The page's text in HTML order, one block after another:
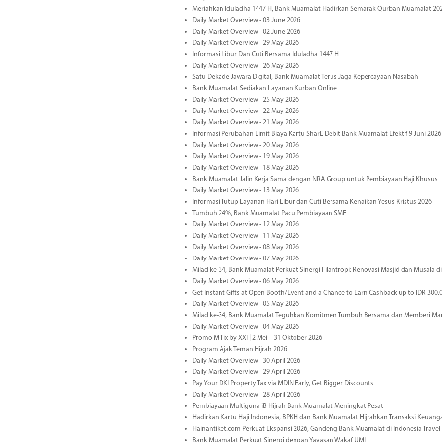
Meriahkan Iduladha 1447 H, Bank Muamalat Hadirkan Semarak Qurban Muamalat
Daily Market Overview - 03 June 2026
Daily Market Overview - 02 June 2026
Daily Market Overview - 29 May 2026
Informasi Libur Dan Cuti Bersama Iduladha 1447 H
Daily Market Overview - 26 May 2026
Satu Dekade Jawara Digital, Bank Muamalat Terus Jaga Kepercayaan Nasabah
Bank Muamalat Sediakan Layanan Kurban Online
Daily Market Overview - 25 May 2026
Daily Market Overview - 22 May 2026
Daily Market Overview - 21 May 2026
Informasi Perubahan Limit Biaya Kartu SharE Debit Bank Muamalat Efektif 9 Juni 2026
Daily Market Overview - 20 May 2026
Daily Market Overview - 19 May 2026
Daily Market Overview - 18 May 2026
Bank Muamalat Jalin Kerja Sama dengan NRA Group untuk Pembiayaan Haji Khusus
Daily Market Overview - 13 May 2026
Informasi Tutup Layanan Hari Libur dan Cuti Bersama Kenaikan Yesus Kristus 2026
Tumbuh 24%, Bank Muamalat Pacu Pembiayaan SME
Daily Market Overview - 12 May 2026
Daily Market Overview - 11 May 2026
Daily Market Overview - 08 May 2026
Daily Market Overview - 07 May 2026
Milad ke-34, Bank Muamalat Perkuat Sinergi Filantropi: Renovasi Masjid dan Musala
Daily Market Overview - 06 May 2026
Get Instant Gifts at Open Booth/Event and a Chance to Earn Cashback up to IDR
Daily Market Overview - 05 May 2026
Milad ke-34, Bank Muamalat Teguhkan Komitmen Tumbuh Bersama dan Memberi
Daily Market Overview - 04 May 2026
Promo M Tix by XXI | 2 Mei – 31 Oktober 2026
Program Ajak Teman Hijrah 2026
Daily Market Overview - 30 April 2026
Daily Market Overview - 29 April 2026
Pay Your DKI Property Tax via MDIN Early, Get Bigger Discounts
Daily Market Overview - 28 April 2026
Pembiayaan Multiguna iB Hijrah Bank Muamalat Meningkat Pesat
Hadirkan Kartu Haji Indonesia, BPKH dan Bank Muamalat Hijrahkan Transaksi
Hainantiket.com Perkuat Ekspansi 2026, Gandeng Bank Muamalat di Indonesia
Bank Muamalat Perkuat Sinergi dengan Yayasan Wakaf UMI